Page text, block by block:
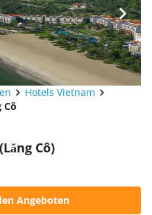
Hotels Vietnam
Cô
Cô)
Angeboten